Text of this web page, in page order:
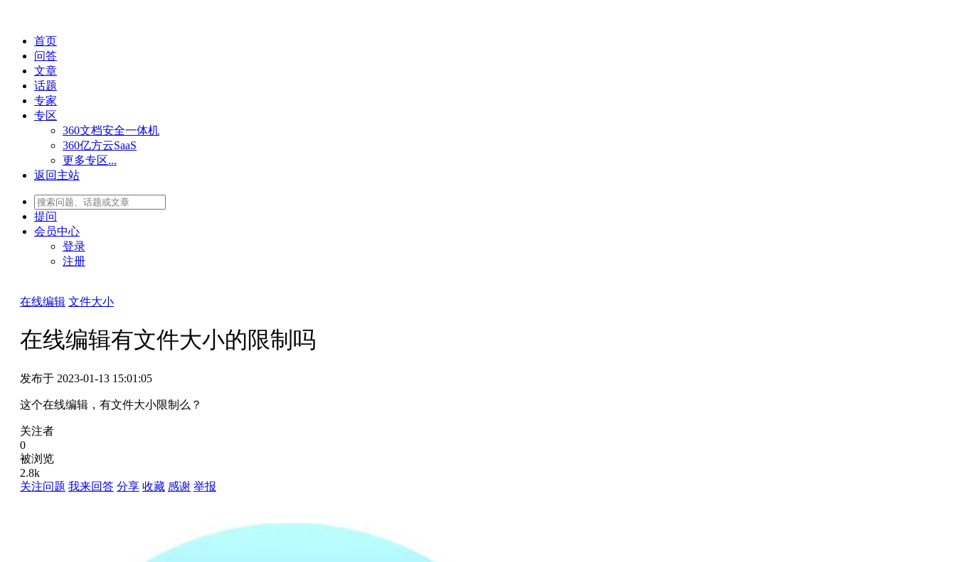
首页
问答
文章
话题
专家
专区
360文档安全一体机
360亿方云SaaS
更多专区...
返回主站
提问
会员中心
登录
注册
在线编辑 文件大小
在线编辑有文件大小的限制吗
发布于 2023-01-13 15:01:05
这个在线编辑，有文件大小限制么？
关注者
0
被浏览
2.8k
关注问题 我来回答 分享 收藏 感谢 举报